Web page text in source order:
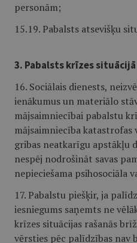
personām;
15.19. Pabalsts atsevišķu
3. Pabalsts krīzes situācijā
16. Sociālais dienests,
ienākumus un materiālo
mājsaimniecībai pabalstu
mājsaimniecība katastrofas
gribas neatkarīgu apstākļu
nespēj nodrošināt savas
nepieciešama psihosociāla
17. Pabalstu piešķir, ja
iesniegums saņemts ne
krīzes situācijas rašanās
vērsties pēc palīdzības nav